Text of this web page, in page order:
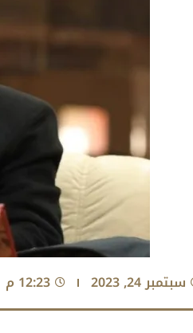
سبتمبر 24, 2023 12:23 م